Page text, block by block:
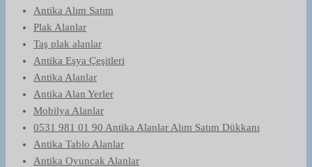
Antika Alım Satım
Plak Alanlar
Taş plak alanlar
Antika Eşya Çeşitleri
Antika Alanlar
Antika Alan Yerler
Mobilya Alanlar
0531 981 01 90 Antika Alanlar Alım Satım Dükkanı
Antika Tablo Alanlar
Antika Oyuncak Alanlar